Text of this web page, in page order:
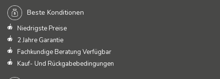
Beste Konditionen
Niedrigste Preise
2 Jahre Garantie
Fachkundige Beratung Verfügbar
Kauf- Und Rückgabebedingungen